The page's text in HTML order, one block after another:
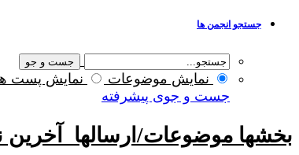
جستجو انجمن ها
نمایش موضوعات
نمایش پست
جست و جوی پیشرفته
بخشها موضوعات/ارسالها آخرين